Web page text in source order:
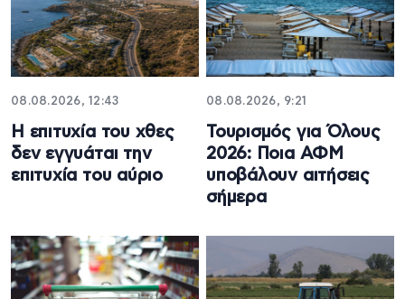
08.08.2026, 12:43
Η επιτυχία του χθες
δεν εγγυάται την
επιτυχία του αύριο
08.08.2026, 9:21
Τουρισμός για Όλους
2026: Ποια ΑΦΜ
υποβάλουν αιτήσεις
σήμερα